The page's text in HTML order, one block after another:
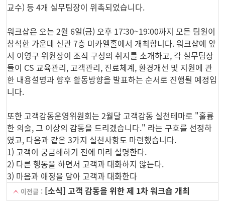
교수) 등 4개 실무팀장이 위촉되었습니다.
워크샵은 오는 2월 6일(금) 오후 17:30~19:00까지 모든 팀원이
참석한 가운데 신관 7층 미카엘홀에서 개최합니다. 워크샵에 앞
서 이영구 위원장이 조직 구성의 취지를 소개하고, 각 실무팀장
들이 CS 교육관리, 고객관리, 진료체계, 환경개선 및 지원에 관
한 내용설명과 향후 활동방향을 발표하는 순서로 진행될 예정입
니다.
또한 고객감동운영위원회는 2월달 고객감동 실천테마로 "훌륭
한 의술, 그 이상의 감동을 드리겠습니다." 라는 구호를 선정하
였고, 다음과 같은 3가지 실천사항도 마련했습니다.
1) 고객이 궁금해하기 전에 미리 설명한다.
2) 다른 행동을 하면서 고객과 대화하지 않는다.
3) 마음과 애정을 담아 고객과 대화한다
이전글 : [소식] 고객 감동을 위한 제 1차 워크숍 개최